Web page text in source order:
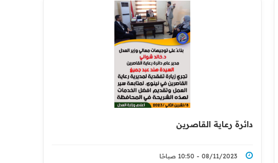
دائرة رعاية القاصرين
08/11/2023 - 10:50 صباحًا